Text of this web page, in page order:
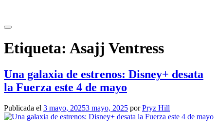
contenido
Etiqueta: Asajj Ventress
Una galaxia de estrenos: Disney+ desata
la Fuerza este 4 de mayo
Publicada el 3 mayo, 20253 mayo, 2025 porPryz Hill